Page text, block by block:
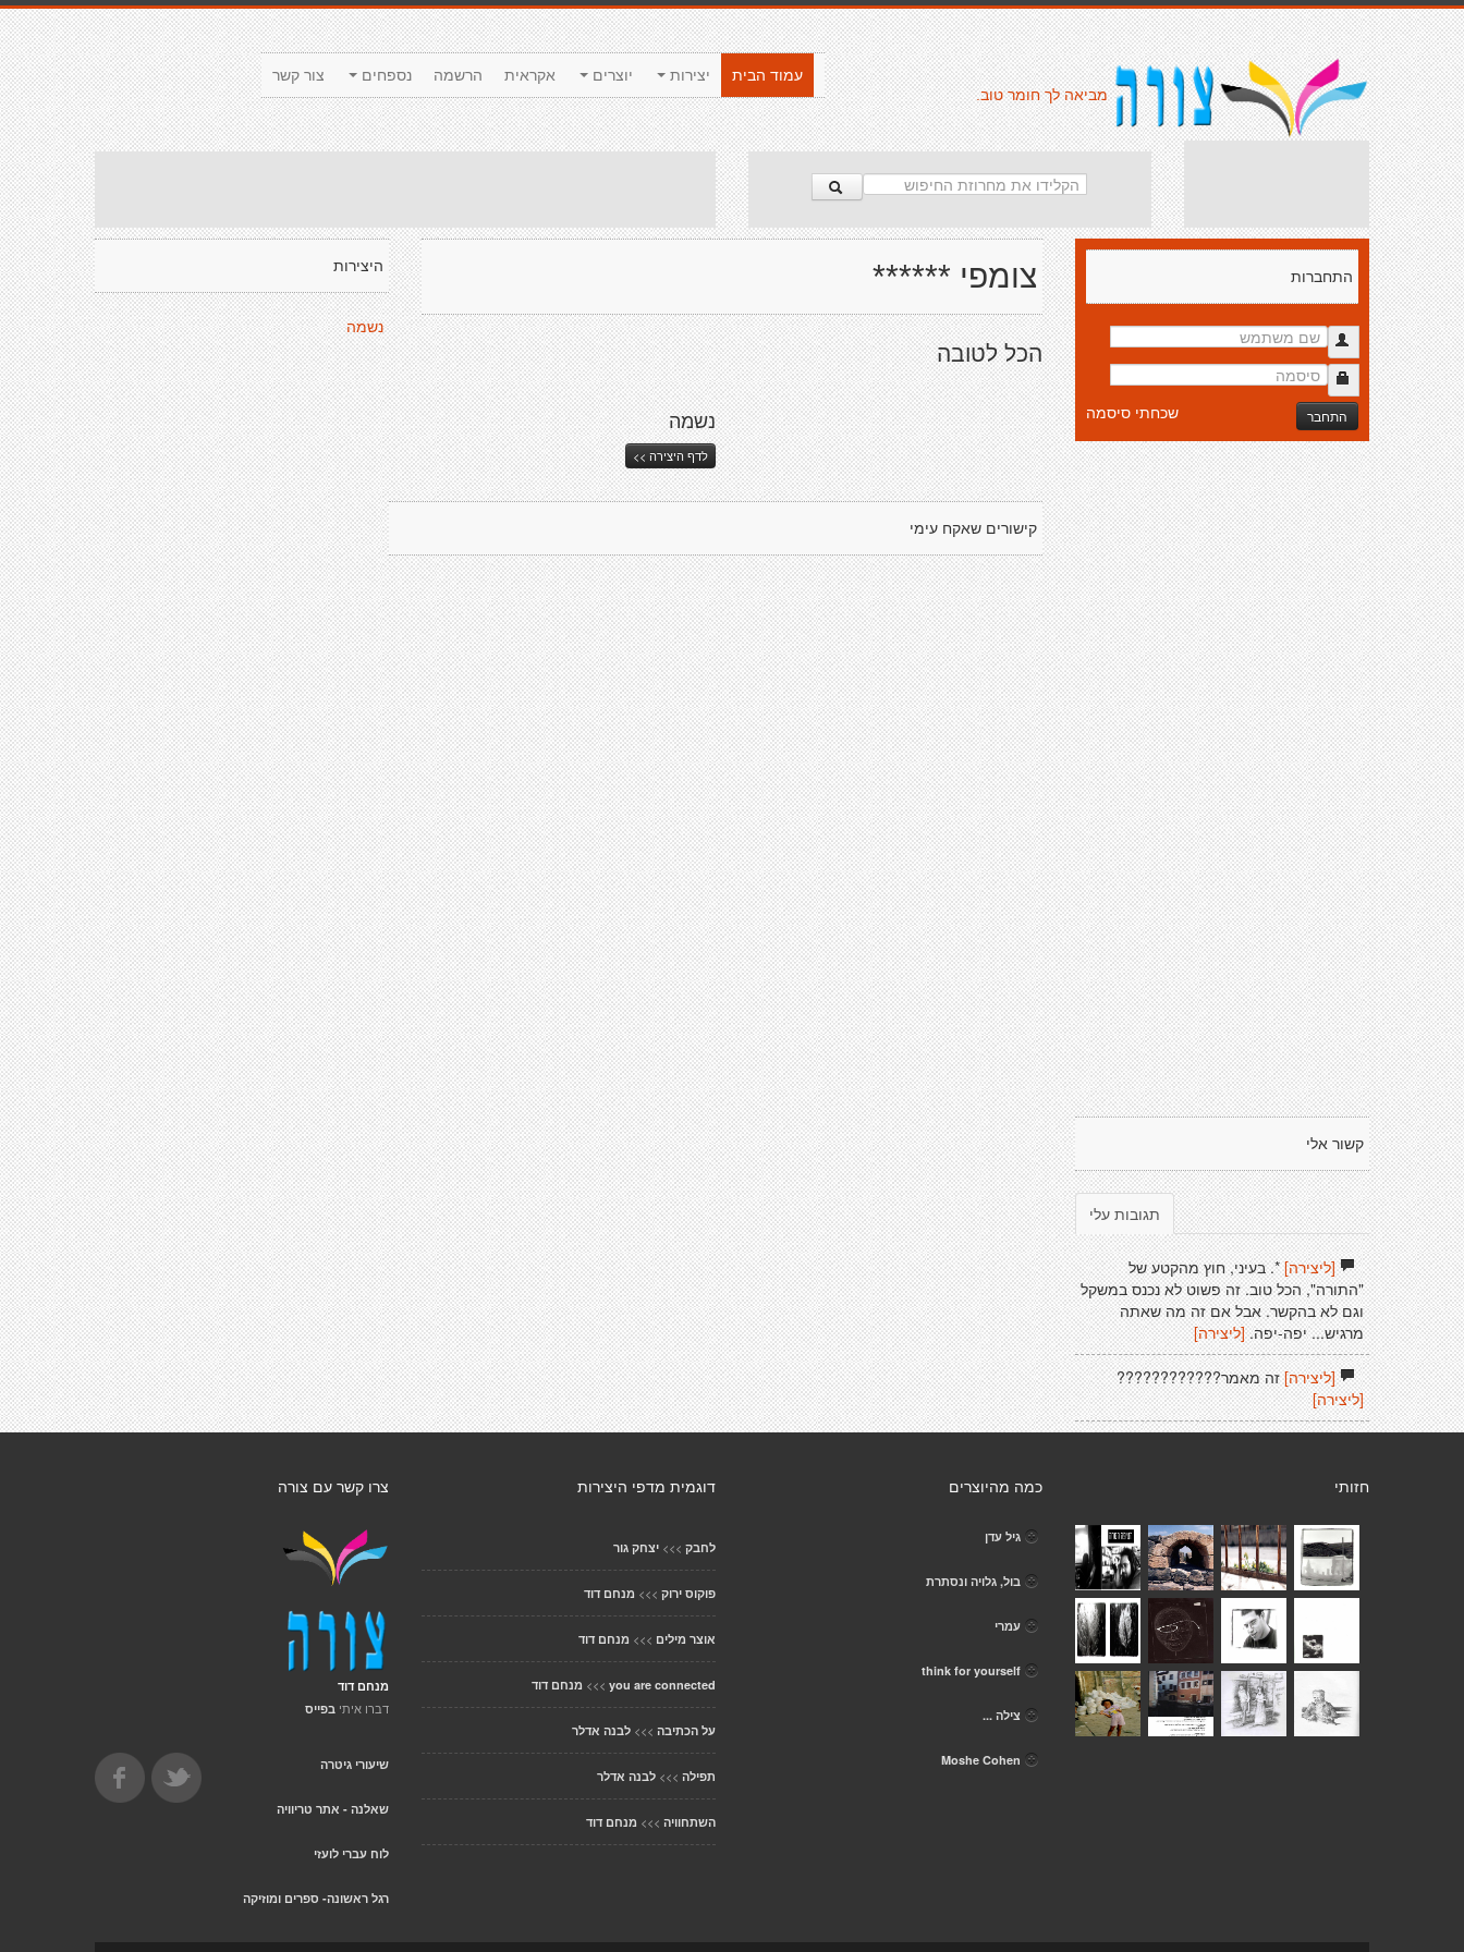
צור קשר נספחים הרשמה אקראית יוצרים יצירות
עמוד הבית
מביאה לך חומר טוב.
היצירות
נשמה
צומפי ******
הכל לטובה
נשמה
לדף היצירה >>
קישורים שאקח עימי
התחברות
התחבר שכחתי סיסמה
קשור אלי
תגובות עלי
[ליצירה]*. בעיני, חוץ מהקטע של
"התורה", הכל טוב. זה פשוט לא נכנס במשקל
וגם לא בהקשר. אבל אם זה מה שאתה
מרגיש... יפה-יפה. [ליצירה]
[ליצירה]זה מאמר????????????
[ליצירה]
צרו קשר עם צורה
מנחם דוד
דברו איתי בפייס
שיעורי גיטרה
שאלנה - אתר טריוויה
לוח עברי לועזי
רגל ראשונה- ספרים ומוזיקה
דוגמית מדפי היצירות
לחבק >>> יצחק גור
פוקוס ירוק >>> מנחם דוד
אוצר מילים >>> מנחם דוד
you are connected
>>> מנחם דוד
על הכתיבה >>> לבנה אדלר
תפילה >>> לבנה אדלר
השתחוויה >>> מנחם דוד
כמה מהיוצרים
גיל עדן
בול, גלויה ונסתרת
עמרי
think for yourself
צילה ...
Moshe Cohen
חזותי